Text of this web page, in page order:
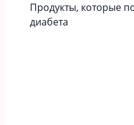
Продукты, которые
диабета